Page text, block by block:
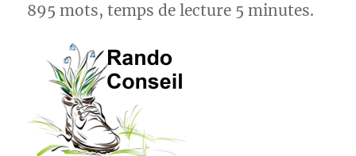
avec
895 mots, temps de lecture 5 minutes.